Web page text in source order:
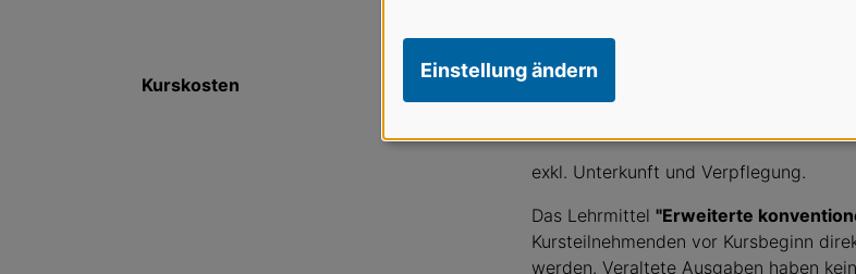
Praxiskoordinatorin/Medizinischer
Kurskosten
Für SVA-Mitglieder: CHF 1350.- inkl.
exkl. Unterkunft und Verpflegung.
Das Lehrmittel "Erweiterte
Kursteilnehmenden vor Kursbeginn
werden. Veraltete Ausgaben haben
Einstellung ändern